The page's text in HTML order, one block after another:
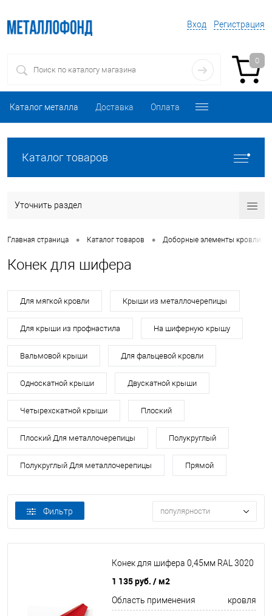
Вход Регистрация
0
Каталог металла Доставка Оплата
Каталог товаров
Уточнить раздел
Главная страница • Каталог товаров • Доборные элементы кровли
Конек для шифера
Для мягкой кровли Крыши из металлочерепицы
Для крыши из профнастила На шиферную крышу
Вальмовой крыши Для фальцевой кровли
Односкатной крыши Двускатной крыши
Четырехскатной крыши Плоский
Плоский Для металлочерепицы Полукруглый
Полукруглый Для металлочерепицы Прямой
Фильтр популярности
Конек для шифера 0,45мм RAL 3020
1 135 руб. / м2
Область применения кровля